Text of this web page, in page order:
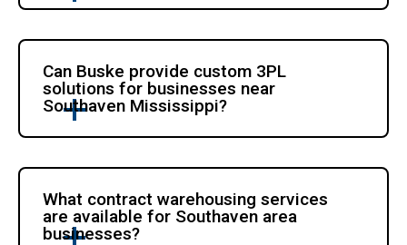
Can Buske provide custom 3PL
solutions for businesses near
Southaven Mississippi?
What contract warehousing services
are available for Southaven area
businesses?